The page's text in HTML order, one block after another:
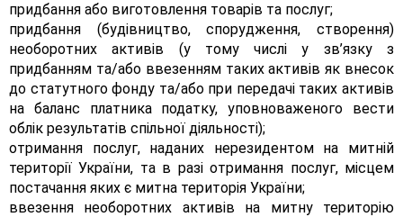
придбання або виготовлення товарів та послуг;
придбання (будівництво, спорудження, створення)
необоротних активів (у тому числі у зв’язку з
придбанням та/або ввезенням таких активів як внесок
до статутного фонду та/або при передачі таких активів
на баланс платника податку, уповноваженого вести
облік результатів спільної діяльності);
отримання послуг, наданих нерезидентом на митній
території України, та в разі отримання послуг, місцем
постачання яких є митна територія України;
ввезення необоротних активів на митну територію